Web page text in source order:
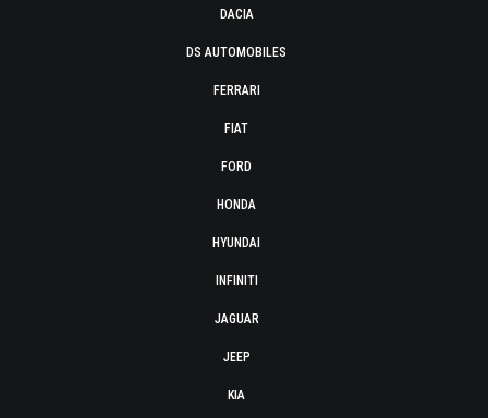
DACIA
DS AUTOMOBILES
FERRARI
FIAT
FORD
HONDA
HYUNDAI
INFINITI
JAGUAR
JEEP
KIA